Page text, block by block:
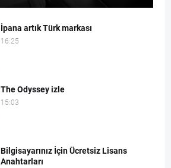
İpana artık Türk markası
16:25
The Odyssey izle
15:03
Bilgisayarınız İçin Ücretsiz Lisans
Anahtarları